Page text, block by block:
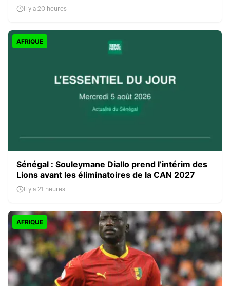
Il y a 20 heures
AFRIQUE
Sénégal : Souleymane Diallo prend l’intérim des
Lions avant les éliminatoires de la CAN 2027
Il y a 21 heures
AFRIQUE